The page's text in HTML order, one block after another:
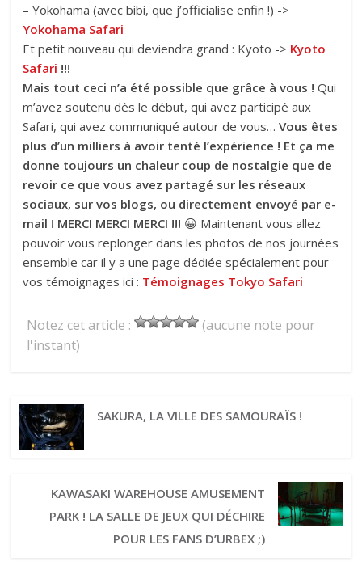
– Yokohama (avec bibi, que j’officialise enfin !) ->
Yokohama Safari
Et petit nouveau qui deviendra grand : Kyoto -> Kyoto
Safari !!!
Mais tout ceci n’a été possible que grâce à vous ! Qui
m’avez soutenu dès le début, qui avez participé aux
Safari, qui avez communiqué autour de vous…Vous êtes
plus d’un milliers à avoir tenté l’expérience ! Et ça me
donne toujours un chaleur coup de nostalgie que de
revoir ce que vous avez partagé sur les réseaux
sociaux, sur vos blogs, ou directement envoyé par e-
mail ! MERCI MERCI MERCI !!! 😀 Maintenant vous allez
pouvoir vous replonger dans les photos de nos journées
ensemble car il y a une page dédiée spécialement pour
vos témoignages ici : Témoignages Tokyo Safari
Notez cet article :
(aucune note pour
l'instant)
SAKURA, LA VILLE DES SAMOURAÏS !
KAWASAKI WAREHOUSE AMUSEMENT
PARK ! LA SALLE DE JEUX QUI DÉCHIRE
POUR LES FANS D’URBEX ;)